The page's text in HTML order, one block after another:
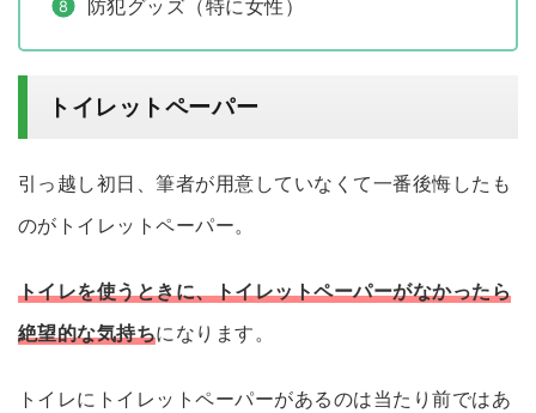
防犯グッズ（特に女性）
トイレットペーパー
引っ越し初日、筆者が用意していなくて一番後悔したも
のがトイレットペーパー。
トイレを使うときに、トイレットペーパーがなかったら
絶望的な気持ちになります。
トイレにトイレットペーパーがあるのは当たり前ではあ